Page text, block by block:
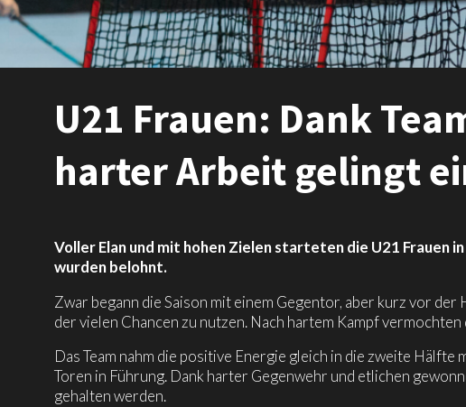
U21 Frauen: Dank
harter Arbeit gelingt
Voller Elan und mit hohen Zielen starteten die U21 Frauen
wurden belohnt.
Zwar begann die Saison mit einem Gegentor, aber kurz vor der
der vielen Chancen zu nutzen. Nach hartem Kampf
Das Team nahm die positive Energie gleich in die zweite Hälfte
Toren in Führung. Dank harter Gegenwehr und etlichen
gehalten werden.